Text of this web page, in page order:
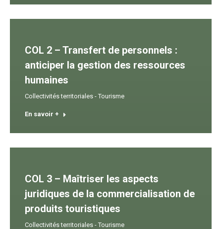
COL 2 – Transfert de personnels :
anticiper la gestion des ressources
humaines
Collectivités territoriales - Tourisme
En savoir +
COL 3 – Maîtriser les aspects
juridiques de la commercialisation de
produits touristiques
Collectivités territoriales - Tourisme